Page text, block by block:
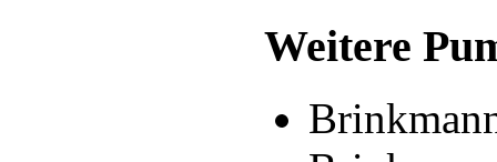
Weitere